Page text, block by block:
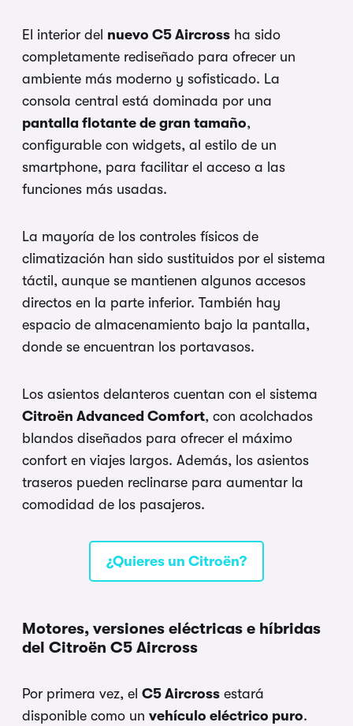
El interior del nuevo C5 Aircross ha sido
completamente rediseñado para ofrecer un
ambiente más moderno y sofisticado. La
consola central está dominada por una
pantalla flotante de gran tamaño,
configurable con widgets, al estilo de un
smartphone, para facilitar el acceso a las
funciones más usadas.
La mayoría de los controles físicos de
climatización han sido sustituidos por el sistema
táctil, aunque se mantienen algunos accesos
directos en la parte inferior. También hay
espacio de almacenamiento bajo la pantalla,
donde se encuentran los portavasos.
Los asientos delanteros cuentan con el sistema
Citroën Advanced Comfort, con acolchados
blandos diseñados para ofrecer el máximo
confort en viajes largos. Además, los asientos
traseros pueden reclinarse para aumentar la
comodidad de los pasajeros.
¿Quieres un Citroën?
Motores, versiones eléctricas e híbridas
del Citroën C5 Aircross
Por primera vez, el C5 Aircross estará
disponible como un vehículo eléctrico puro.